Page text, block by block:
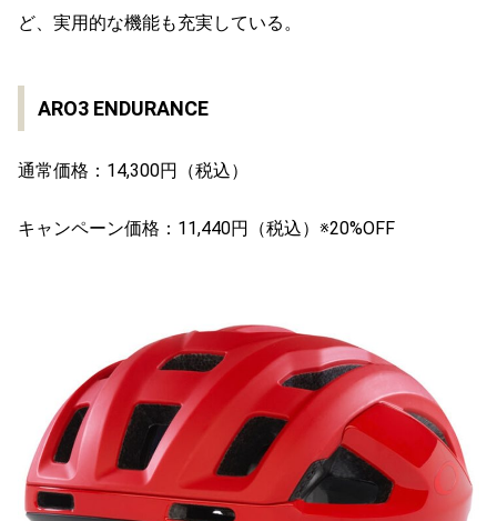
ど、実用的な機能も充実している。
ARO3 ENDURANCE
通常価格：14,300円（税込）
キャンペーン価格：11,440円（税込）※20%OFF